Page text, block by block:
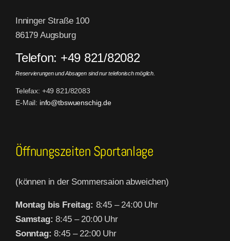
Inninger Straße 100
86179 Augsburg
Telefon: +49 821/82082
Reservierungen und Absagen sind nur telefonisch möglich.
Telefax: +49 821/82083
E-Mail: info@tbswuenschig.de
Öffnungszeiten Sportanlage
(können in der Sommersaion abweichen)
Montag bis Freitag: 8:45 – 24:00 Uhr
Samstag:8:45 – 20:00 Uhr
Sonntag: 8:45 – 22:00 Uhr